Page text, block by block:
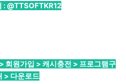
: @TTSOFTKR12
회원가입 > 캐시충전 > 프로그램구
> 다운로드